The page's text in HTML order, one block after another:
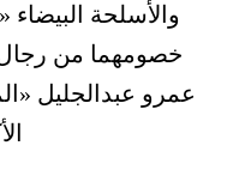
والأسلحة
خصومهما من
عمرو عبدالجليل